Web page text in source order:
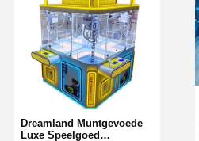
Dreamland Muntgevoede
Luxe Speelgoed